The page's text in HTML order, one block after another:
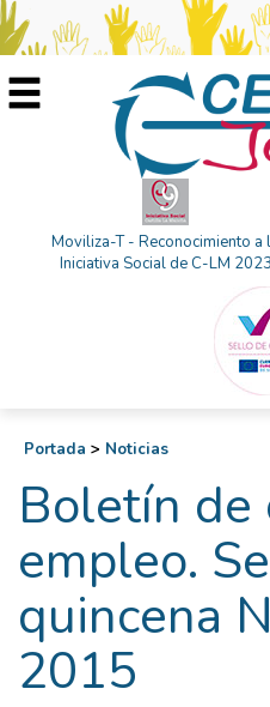
Moviliza-T - Reconocimiento a
Iniciativa Social de C-LM 2023
Portada > Noticias
Boletín de
empleo.
quincena
2015